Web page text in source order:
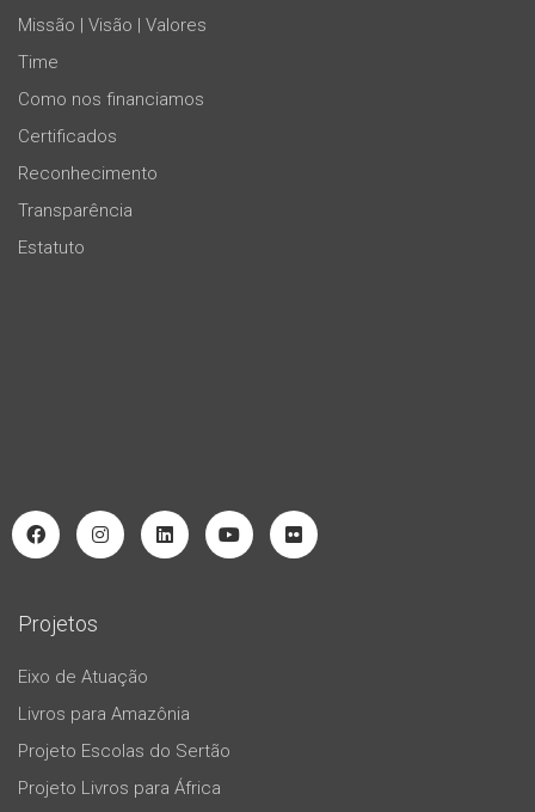
Missão | Visão | Valores
Time
Como nos financiamos
Certificados
Reconhecimento
Transparência
Estatuto
Projetos
Eixo de Atuação
Livros para Amazônia
Projeto Escolas do Sertão
Projeto Livros para África